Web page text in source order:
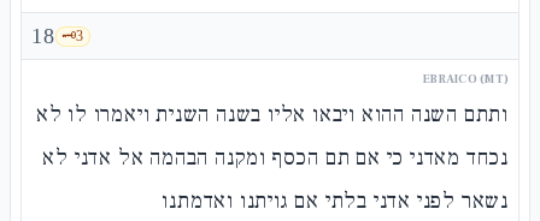
18 🗝️3
EBRAICO (MT)
ותתם השנה ההוא ויבאו אליו בשנה השנית ויאמרו לו לא
נכחד מאדני כי אם תם הכסף ומקנה הבהמה אל אדני לא
נשאר לפני אדני בלתי אם גויתנו ואדמתנו